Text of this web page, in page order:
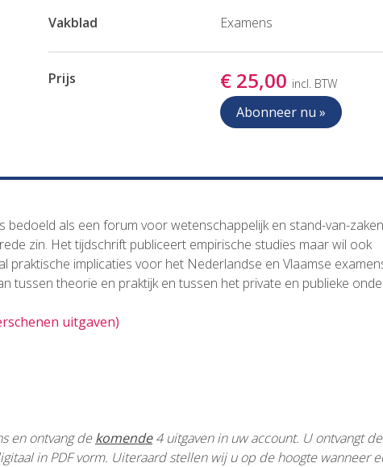
Vakblad Examens
Prijs € 25,00 incl. BTW
Abonneer nu »
bedoeld als een forum voor wetenschappelijk en stand-van-zaken
zin. Het tijdschrift publiceert empirische studies maar wil ook
praktische implicaties voor het Nederlandse en Vlaamse
tussen theorie en praktijk en tussen het private en publieke
uitgaven)
en ontvang dekomende4 uitgaven in uw account. U ontvangt
in PDF vorm. Uiteraard stellen wij u op de hoogte wanneer